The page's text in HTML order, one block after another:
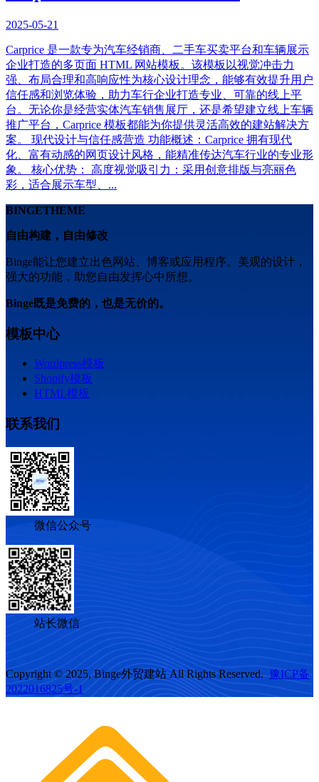
2025-05-21
Carprice 是一款专为汽车经销商、二手车买卖平台和车辆展示
企业打造的多页面 HTML 网站模板。该模板以视觉冲击力
强、布局合理和高响应性为核心设计理念，能够有效提升用户
信任感和浏览体验，助力车行企业打造专业、可靠的线上平
台。无论你是经营实体汽车销售展厅，还是希望建立线上车辆
推广平台，Carprice 模板都能为你提供灵活高效的建站解决方
案。 现代设计与信任感营造 功能概述：Carprice 拥有现代
化、富有动感的网页设计风格，能精准传达汽车行业的专业形
象。 核心优势： 高度视觉吸引力：采用创意排版与亮丽色
彩，适合展示车型、...
BINGETHEME
自由构建，自由修改
Binge能让您建立出色网站、博客或应用程序。美观的设计，
强大的功能，助您自由发挥心中所想。
Binge既是免费的，也是无价的。
模板中心
Wordpress模板
Shopify模板
HTML模板
联系我们
微信公众号
站长微信
Copyright © 2025, Binge外贸建站 All Rights Reserved. 豫ICP备
2022016825号-1